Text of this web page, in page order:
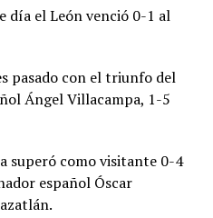
día el León venció 0-1 al
pasado con el triunfo del
Ángel Villacampa, 1-5
superó como visitante 0-4
español Óscar